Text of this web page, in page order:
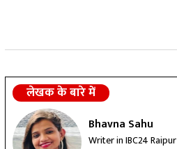
लेखक के बारे में
Bhavna Sahu
Writer in IBC24 Raipur